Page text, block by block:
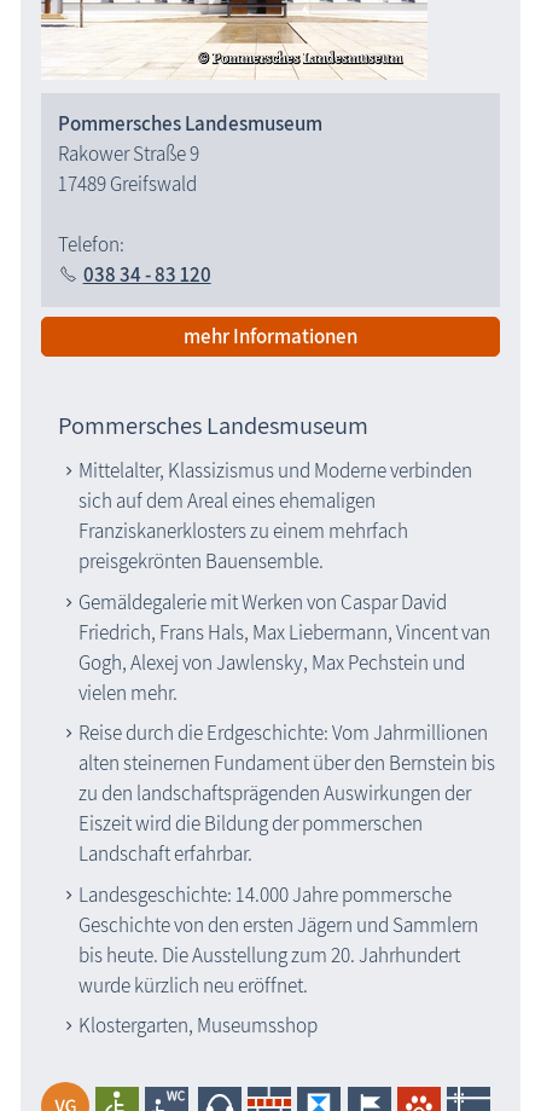
Pommersches Landesmuseum
Rakower Straße 9
17489 Greifswald
Telefon:
038 34 - 83 120
mehr Informationen
Pommersches Landesmuseum
Mittelalter, Klassizismus und Moderne verbinden
sich auf dem Areal eines ehemaligen
Franziskanerklosters zu einem mehrfach
preisgekrönten Bauensemble.
Gemäldegalerie mit Werken von Caspar David
Friedrich, Frans Hals, Max Liebermann, Vincent van
Gogh, Alexej von Jawlensky, Max Pechstein und
vielen mehr.
Reise durch die Erdgeschichte: Vom Jahrmillionen
alten steinernen Fundament über den Bernstein bis
zu den landschaftsprägenden Auswirkungen der
Eiszeit wird die Bildung der pommerschen
Landschaft erfahrbar.
Landesgeschichte: 14.000 Jahre pommersche
Geschichte von den ersten Jägern und Sammlern
bis heute. Die Ausstellung zum 20. Jahrhundert
wurde kürzlich neu eröffnet.
Klostergarten, Museumsshop